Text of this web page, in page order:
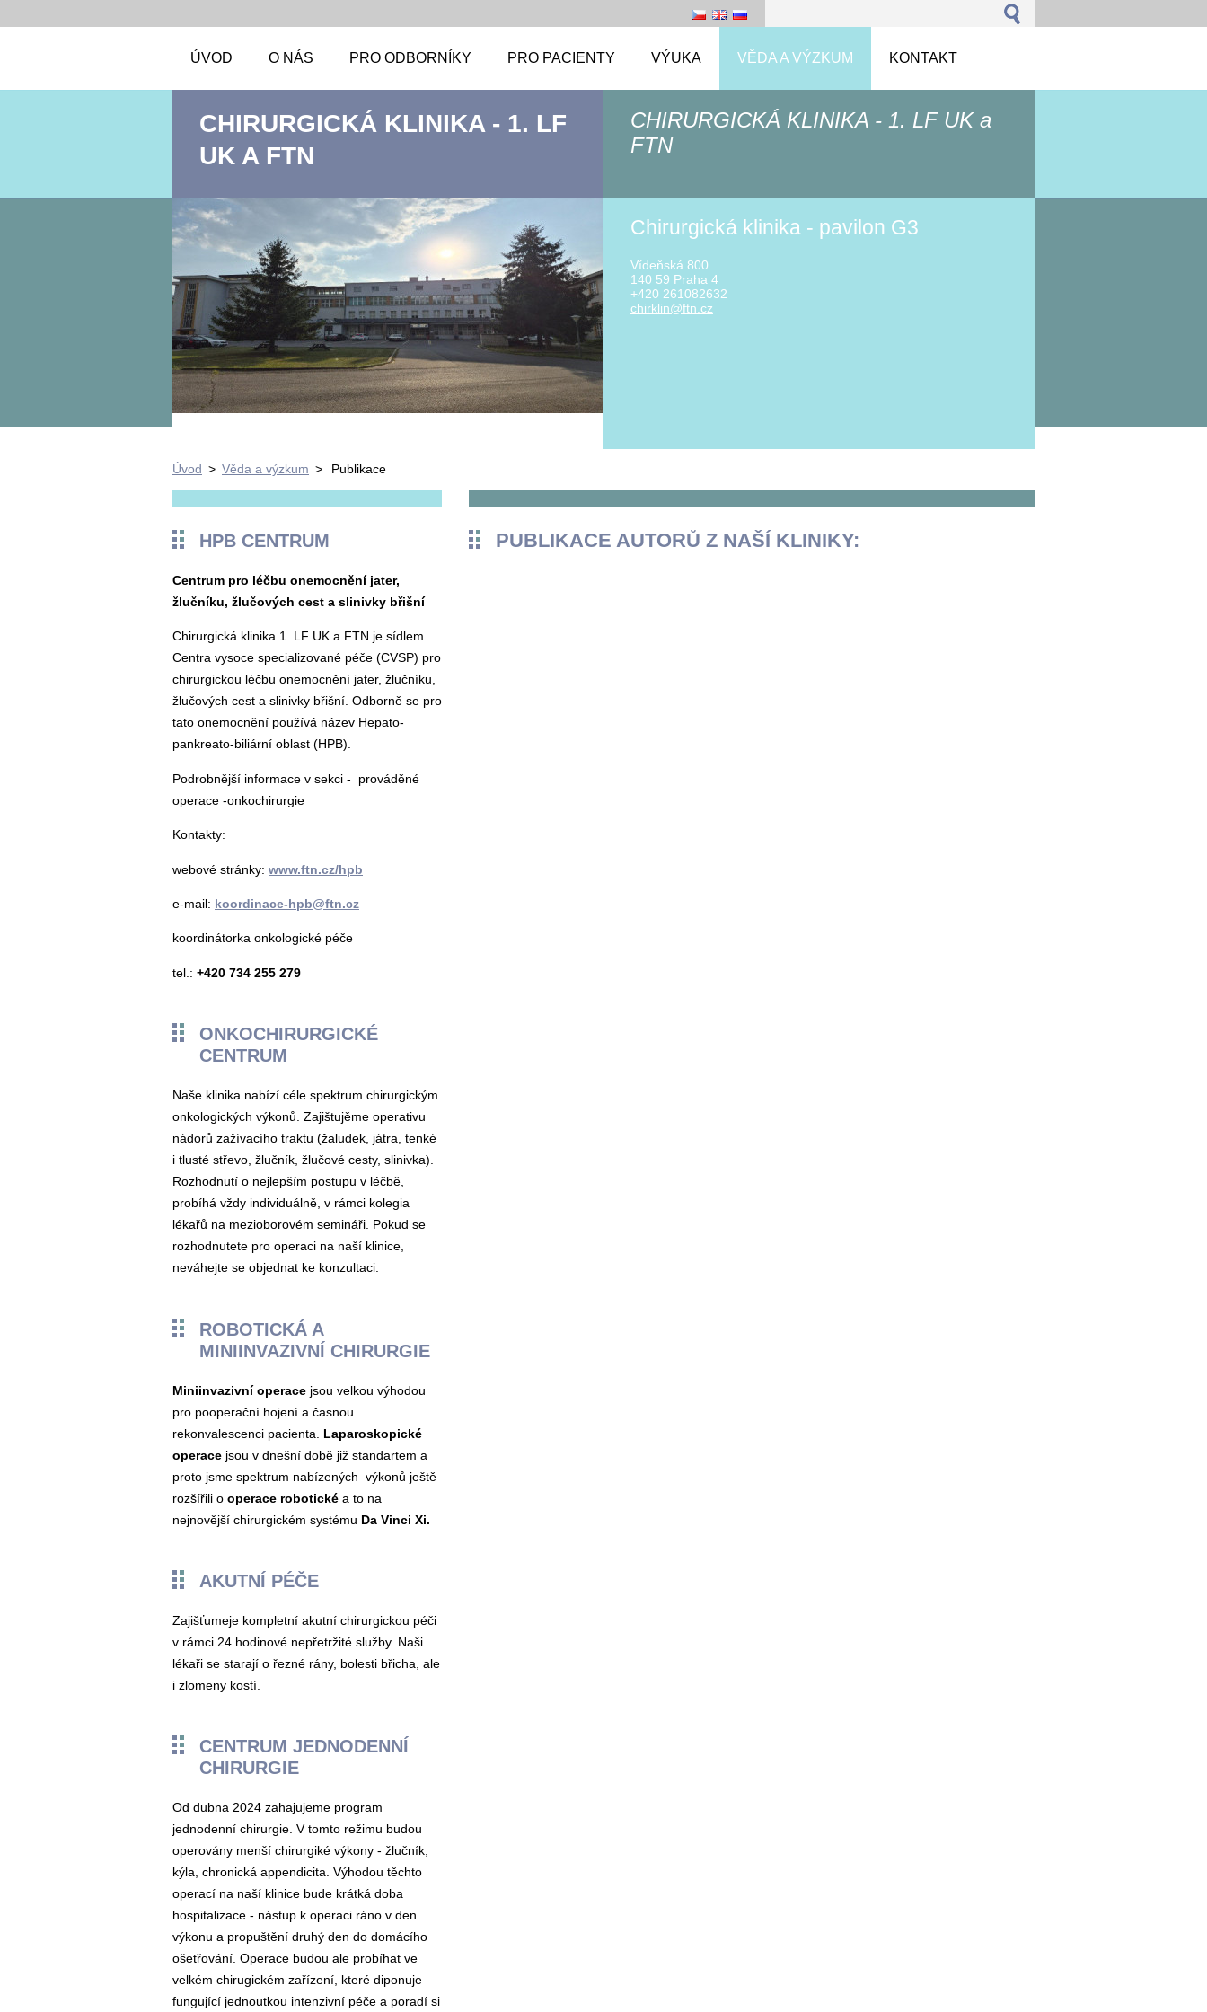
ÚVOD O NÁS PRO ODBORNÍKY PRO PACIENTY VÝUKA VĚDA A VÝZKUM KONTAKT
CHIRURGICKÁ KLINIKA - 1. LF
UK A FTN
CHIRURGICKÁ KLINIKA - 1. LF UK a
FTN
Chirurgická klinika - pavilon G3
Vídeňská 800
140 59 Praha 4
+420 261082632
chirklin@ftn.cz
Úvod > Věda a výzkum > Publikace
HPB CENTRUM
Centrum pro léčbu onemocnění jater,
žlučníku, žlučových cest a slinivky břišní
Chirurgická klinika 1. LF UK a FTN je sídlem
Centra vysoce specializované péče (CVSP) pro
chirurgickou léčbu onemocnění jater, žlučníku,
žlučových cest a slinivky břišní. Odborně se pro
tato onemocnění používá název Hepato-
pankreato-biliární oblast (HPB).
Podrobnější informace v sekci - prováděné
operace -onkochirurgie
Kontakty:
webové stránky: www.ftn.cz/hpb
e-mail: koordinace-hpb@ftn.cz
koordinátorka onkologické péče
tel.: +420 734 255 279
ONKOCHIRURGICKÉ
CENTRUM
Naše klinika nabízí céle spektrum chirurgickým
onkologických výkonů. Zajištujěme operativu
nádorů zažívacího traktu (žaludek, játra, tenké
i tlusté střevo, žlučník, žlučové cesty, slinivka).
Rozhodnutí o nejlepším postupu v léčbě,
probíhá vždy individuálně, v rámci kolegia
lékařů na mezioborovém semináři. Pokud se
rozhodnutete pro operaci na naší klinice,
neváhejte se objednat ke konzultaci.
ROBOTICKÁ A
MINIINVAZIVNÍ CHIRURGIE
Miniinvazivní operace jsou velkou výhodou
pro pooperační hojení a časnou
rekonvalescenci pacienta. Laparoskopické
operace jsou v dnešní době již standartem a
proto jsme spektrum nabízených výkonů ještě
rozšířili o operace robotické a to na
nejnovější chirurgickém systému Da Vinci Xi.
AKUTNÍ PÉČE
Zajišťumeje kompletní akutní chirurgickou péči
v rámci 24 hodinové nepřetržité služby. Naši
lékaři se starají o řezné rány, bolesti břicha, ale
i zlomeny kostí.
CENTRUM JEDNODENNÍ
CHIRURGIE
Od dubna 2024 zahajujeme program
jednodenní chirurgie. V tomto režimu budou
operovány menší chirurgiké výkony - žlučník,
kýla, chronická appendicita. Výhodou těchto
operací na naší klinice bude krátká doba
hospitalizace - nástup k operaci ráno v den
výkonu a propuštění druhý den do domácího
ošetřování. Operace budou ale probíhat ve
velkém chirugickém zařízení, které diponuje
fungující jednoutkou intenzivní péče a poradí si
PUBLIKACE AUTORŮ Z NAŠÍ KLINIKY: